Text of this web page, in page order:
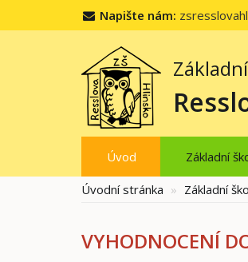
Napište nám:
Úvod Základní
Úvodní stránka Základní
VYHODNOCENÍ